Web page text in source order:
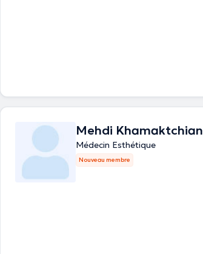
Mehdi Khamaktchian
Médecin Esthétique
Nouveau membre